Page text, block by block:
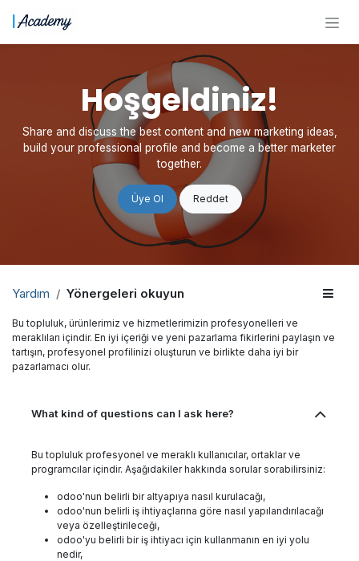
Hoşgeldiniz!
Share and discuss the best content and new marketing ideas,
build your professional profile and become a better marketer
together.
Üye Ol Reddet
Yardım Yönergeleri okuyun
Bu topluluk, ürünlerimiz ve hizmetlerimizin profesyonelleri ve
meraklıları içindir. En iyi içeriği ve yeni pazarlama fikirlerini paylaşın ve
tartışın, profesyonel profilinizi oluşturun ve birlikte daha iyi bir
pazarlamacı olur.
What kind of questions can I ask here?
Bu topluluk profesyonel ve meraklı kullanıcılar, ortaklar ve
programcılar içindir. Aşağıdakiler hakkında sorular sorabilirsiniz:
odoo'nun belirli bir altyapıya nasıl kurulacağı,
odoo'nun belirli iş ihtiyaçlarına göre nasıl yapılandırılacağı
veya özelleştirileceği,
odoo'yu belirli bir iş ihtiyacı için kullanmanın en iyi yolu
nedir,